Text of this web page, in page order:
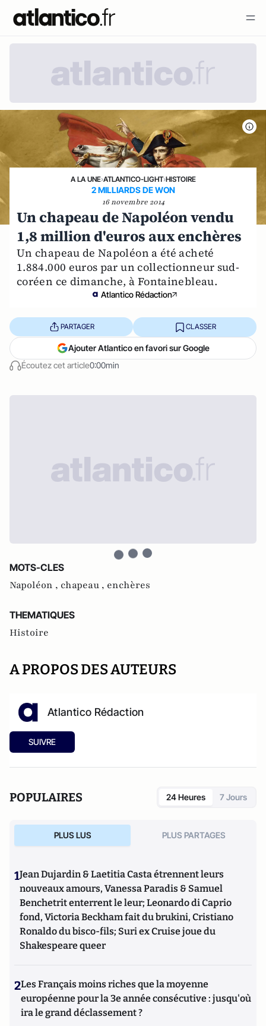
A LA UNE›ATLANTICO-LIGHT›HISTOIRE
2 MILLIARDS DE WON
16 novembre 2014
Un chapeau de Napoléon vendu
1,8 million d'euros aux enchères
Un chapeau de Napoléon a été acheté
1.884.000 euros par un collectionneur sud-
coréen ce dimanche, à Fontainebleau.
Atlantico Rédaction
Écoutez cet article0:00min
PARTAGER CLASSER
Ajouter Atlantico en favori sur Google
MOTS-CLES
Napoléon , chapeau , enchères
THEMATIQUES
Histoire
A PROPOS DES AUTEURS
Atlantico Rédaction
SUIVRE
POPULAIRES 24 Heures 7 Jours
PLUS LUS PLUS PARTAGES
1Jean Dujardin & Laetitia Casta étrennent leurs
nouveaux amours, Vanessa Paradis & Samuel
Benchetrit enterrent le leur; Leonardo di Caprio
fond, Victoria Beckham fait du brukini, Cristiano
Ronaldo du bisco-fils; Suri ex Cruise joue du
Shakespeare queer
2Les Français moins riches que la moyenne
européenne pour la 3e année consécutive : jusqu'où
ira le grand déclassement ?